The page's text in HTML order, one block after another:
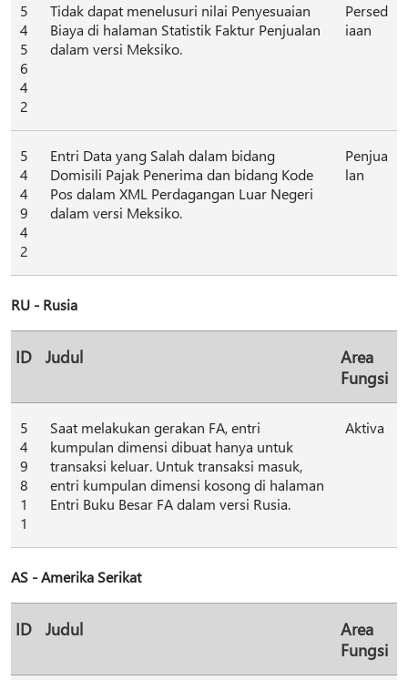
5
4
5
6
4
2
Tidak dapat menelusuri nilai Penyesuaian
Biaya di halaman Statistik Faktur Penjualan
dalam versi Meksiko.
Persed
iaan
5
4
4
9
4
2
Entri Data yang Salah dalam bidang
Domisili Pajak Penerima dan bidang Kode
Pos dalam XML Perdagangan Luar Negeri
dalam versi Meksiko.
Penjua
lan
RU - Rusia
ID Judul
Area
Fungsi
5
4
9
8
1
1
Saat melakukan gerakan FA, entri
kumpulan dimensi dibuat hanya untuk
transaksi keluar. Untuk transaksi masuk,
entri kumpulan dimensi kosong di halaman
Entri Buku Besar FA dalam versi Rusia.
Aktiva
AS - Amerika Serikat
ID Judul
Area
Fungsi